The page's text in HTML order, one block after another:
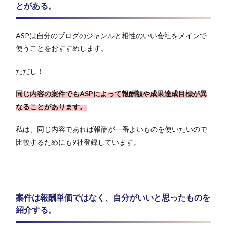
とがある。
ASPは自分のブログのジャンルと相性のいい会社をメインで
使うことをおすすめします。
ただし！
同じ内容の案件でもASPによって報酬額や成果達成目標が異
なることがあります。
私は、同じ内容であれば報酬が一番よいものを使いたいので
比較するためにも9社登録しています。
案件は報酬単価ではなく、自分がいいと思ったものを
紹介する。